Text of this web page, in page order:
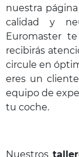
nuestra
calidad y
Euromaster
recibirás
circule en
eres un
equipo de
tu coche.
Nuestros